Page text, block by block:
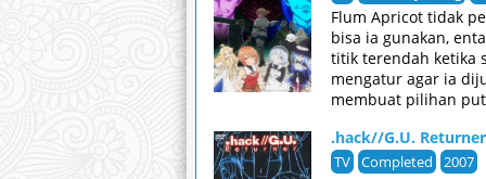
Flum Apricot tidak
bisa ia gunakan,
titik terendah ketika
mengatur agar ia
membuat pilihan
.hack//G.U. Returner
TV Completed 2007